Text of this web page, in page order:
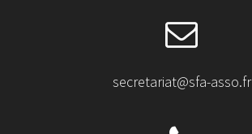
secretariat@sfa-asso.fr